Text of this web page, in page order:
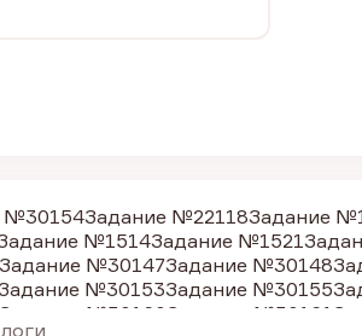
№30154Задание №22118Задание
№1514Задание №1521
Задание №30147Задание №30148
№30153Задание №30155
Задание №30160 Задание №30161